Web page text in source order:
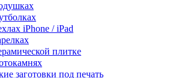
iPhone / iPad
плитке
заготовки под печать